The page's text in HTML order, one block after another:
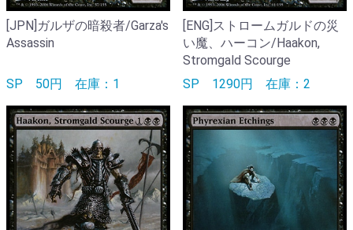
[JPN]ガルザの暗殺者/Garza's
Assassin
SP 50円 在庫：1
[ENG]ストロームガルドの災
い魔、ハーコン/Haakon,
Stromgald Scourge
SP 1290円 在庫：2